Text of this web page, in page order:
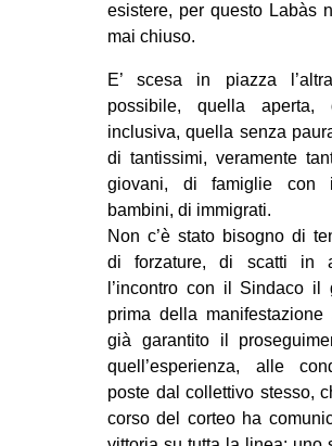
INTERNAZIONALE
AMERICHE
ESTREMO ORIENTE
EUROPA
MEDIO ORIENTE
MONDO
EVENTI
tw
esistere, per questo Labàs
mai chiuso.
E’ scesa in piazza
possibile, quella aperta,
inclusiva, quella senza
di tantissimi, veramente
giovani, di famiglie con
bambini, di immigrati.
Non c’è stato bisogno di
di forzature, di scatti in
l’incontro con il Sindaco il
prima della manifestazione
già garantito il
quell’esperienza, alle
poste dal collettivo stesso,
corso del corteo ha